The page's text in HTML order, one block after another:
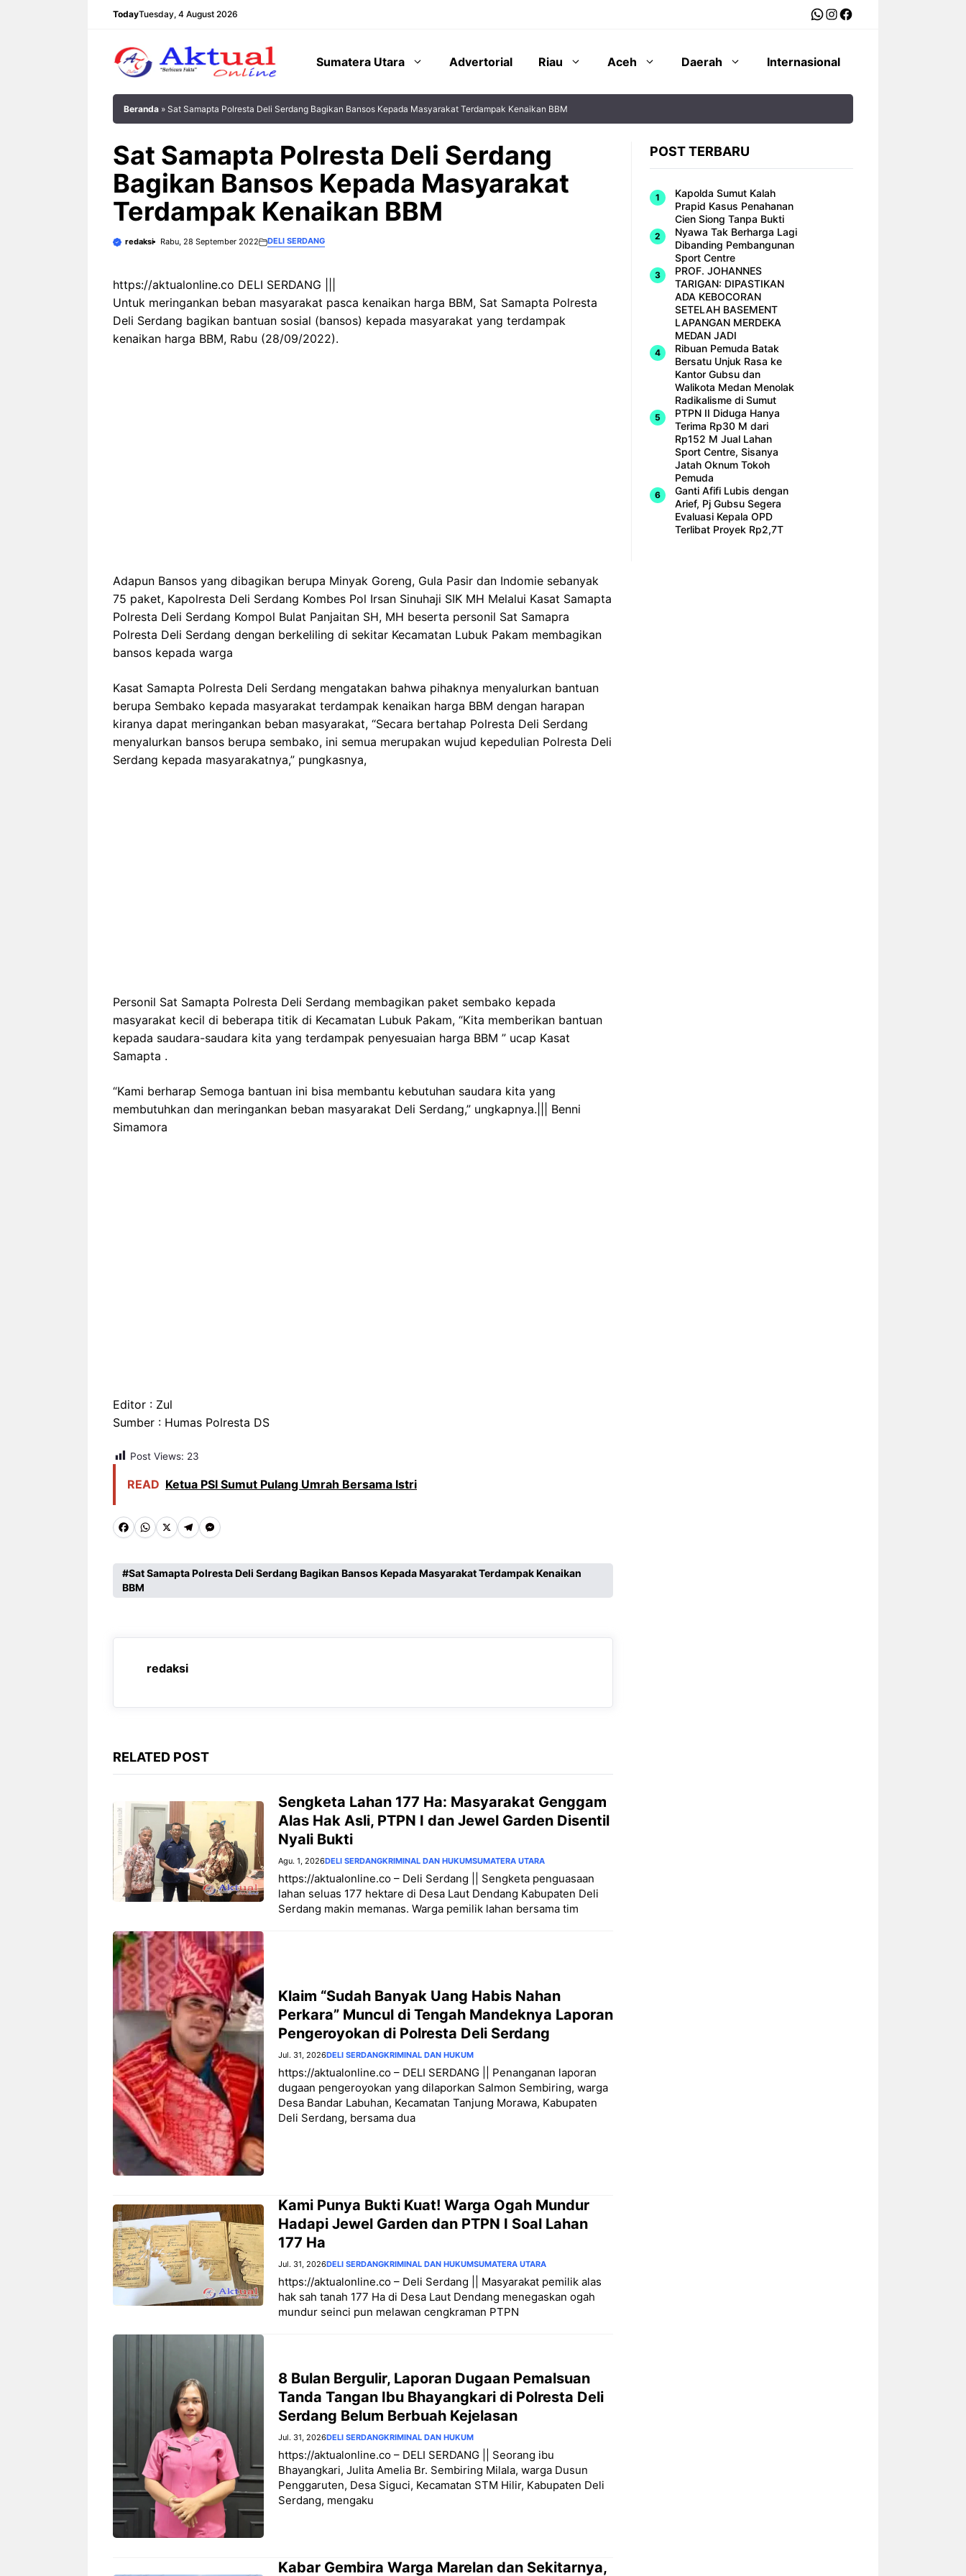
TodayTuesday, 4 August 2026 WhatsApp
Instagram
Facebook
Sumatera Utara Advertorial Riau Aceh Daerah Internasional
Beranda » Sat Samapta Polresta Deli Serdang Bagikan Bansos Kepada Masyarakat Terdampak Kenaikan BBM
Sat Samapta Polresta Deli Serdang
Bagikan Bansos Kepada Masyarakat
Terdampak Kenaikan BBM
redaksi Rabu, 28 September 2022 DELI SERDANG
https://aktualonline.co DELI SERDANG |||
Untuk meringankan beban masyarakat pasca kenaikan harga BBM, Sat Samapta Polresta
Deli Serdang bagikan bantuan sosial (bansos) kepada masyarakat yang terdampak
kenaikan harga BBM, Rabu (28/09/2022).
Adapun Bansos yang dibagikan berupa Minyak Goreng, Gula Pasir dan Indomie sebanyak
75 paket, Kapolresta Deli Serdang Kombes Pol Irsan Sinuhaji SIK MH Melalui Kasat Samapta
Polresta Deli Serdang Kompol Bulat Panjaitan SH, MH beserta personil Sat Samapra
Polresta Deli Serdang dengan berkeliling di sekitar Kecamatan Lubuk Pakam membagikan
bansos kepada warga
Kasat Samapta Polresta Deli Serdang mengatakan bahwa pihaknya menyalurkan bantuan
berupa Sembako kepada masyarakat terdampak kenaikan harga BBM dengan harapan
kiranya dapat meringankan beban masyarakat, “Secara bertahap Polresta Deli Serdang
menyalurkan bansos berupa sembako, ini semua merupakan wujud kepedulian Polresta Deli
Serdang kepada masyarakatnya,” pungkasnya,
Personil Sat Samapta Polresta Deli Serdang membagikan paket sembako kepada
masyarakat kecil di beberapa titik di Kecamatan Lubuk Pakam, “Kita memberikan bantuan
kepada saudara-saudara kita yang terdampak penyesuaian harga BBM ” ucap Kasat
Samapta .
“Kami berharap Semoga bantuan ini bisa membantu kebutuhan saudara kita yang
membutuhkan dan meringankan beban masyarakat Deli Serdang,” ungkapnya.||| Benni
Simamora
Editor : Zul
Sumber : Humas Polresta DS
Post Views: 23
READ Ketua PSI Sumut Pulang Umrah Bersama Istri
F
c
e
o
W
a
t
A
p
X T
l
e
r
a
M
s
s
n
r
Sat Samapta Polresta Deli Serdang Bagikan Bansos Kepada Masyarakat Terdampak Kenaikan
BBM
redaksi
RELATED POST
Sengketa Lahan 177 Ha: Masyarakat Genggam
Alas Hak Asli, PTPN I dan Jewel Garden Disentil
Nyali Bukti
Agu. 1, 2026DELI SERDANGKRIMINAL DAN HUKUMSUMATERA UTARA
https://aktualonline.co – Deli Serdang || Sengketa penguasaan
lahan seluas 177 hektare di Desa Laut Dendang Kabupaten Deli
Serdang makin memanas. Warga pemilik lahan bersama tim
Klaim “Sudah Banyak Uang Habis Nahan
Perkara” Muncul di Tengah Mandeknya Laporan
Pengeroyokan di Polresta Deli Serdang
Jul. 31, 2026DELI SERDANGKRIMINAL DAN HUKUM
https://aktualonline.co – DELI SERDANG || Penanganan laporan
dugaan pengeroyokan yang dilaporkan Salmon Sembiring, warga
Desa Bandar Labuhan, Kecamatan Tanjung Morawa, Kabupaten
Deli Serdang, bersama dua
‎Kami Punya Bukti Kuat! Warga Ogah Mundur
Hadapi Jewel Garden dan PTPN I Soal Lahan
177 Ha
Jul. 31, 2026DELI SERDANGKRIMINAL DAN HUKUMSUMATERA UTARA
https://aktualonline.co – Deli Serdang || Masyarakat pemilik alas
hak sah tanah 177 Ha di Desa Laut Dendang menegaskan ogah
mundur seinci pun melawan cengkraman PTPN
8 Bulan Bergulir, Laporan Dugaan Pemalsuan
Tanda Tangan Ibu Bhayangkari di Polresta Deli
Serdang Belum Berbuah Kejelasan
Jul. 31, 2026DELI SERDANGKRIMINAL DAN HUKUM
https://aktualonline.co – DELI SERDANG || Seorang ibu
Bhayangkari, Julita Amelia Br. Sembiring Milala, warga Dusun
Penggaruten, Desa Siguci, Kecamatan STM Hilir, Kabupaten Deli
Serdang, mengaku
Kabar Gembira Warga Marelan dan Sekitarnya,
POST TERBARU
Kapolda Sumut Kalah
Prapid Kasus Penahanan
Cien Siong Tanpa Bukti
Nyawa Tak Berharga Lagi
Dibanding Pembangunan
Sport Centre
PROF. JOHANNES
TARIGAN: DIPASTIKAN
ADA KEBOCORAN
SETELAH BASEMENT
LAPANGAN MERDEKA
MEDAN JADI
Ribuan Pemuda Batak
Bersatu Unjuk Rasa ke
Kantor Gubsu dan
Walikota Medan Menolak
Radikalisme di Sumut
PTPN II Diduga Hanya
Terima Rp30 M dari
Rp152 M Jual Lahan
Sport Centre, Sisanya
Jatah Oknum Tokoh
Pemuda
Ganti Afifi Lubis dengan
Arief, Pj Gubsu Segera
Evaluasi Kepala OPD
Terlibat Proyek Rp2,7T